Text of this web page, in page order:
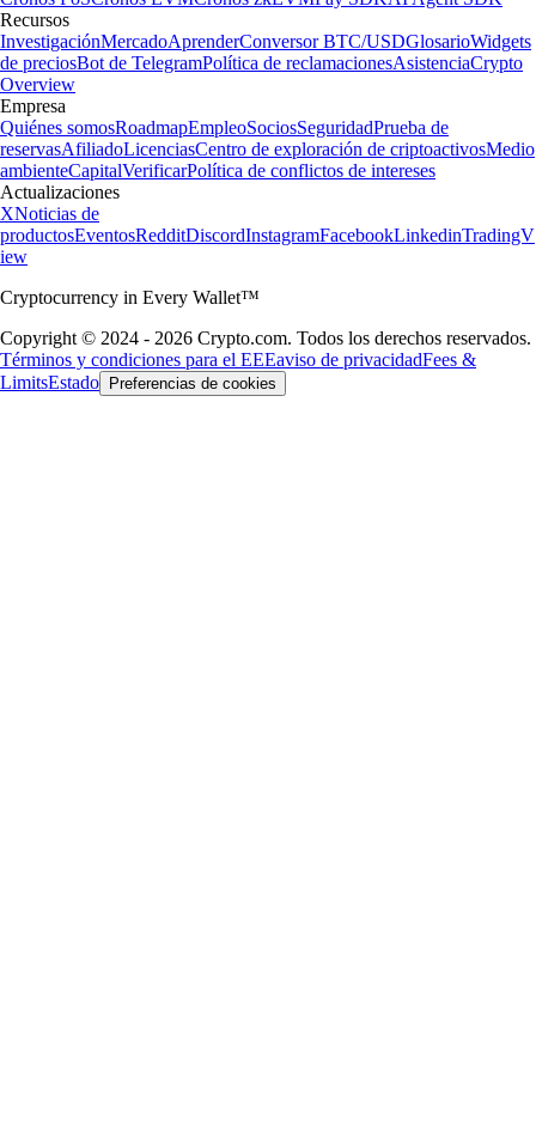
Recursos
InvestigaciónMercadoAprenderConversor BTC/USDGlosarioWidgets
de preciosBot de TelegramPolítica de reclamacionesAsistenciaCrypto
Overview
Empresa
Quiénes somosRoadmapEmpleoSociosSeguridadPrueba de
reservasAfiliadoLicenciasCentro de exploración de criptoactivosMedio
ambienteCapitalVerificarPolítica de conflictos de intereses
Actualizaciones
XNoticias de
productosEventosRedditDiscordInstagramFacebookLinkedinTradingV
iew
Cryptocurrency in Every Wallet™
Copyright © 2024 - 2026 Crypto.com. Todos los derechos reservados.
Términos y condiciones para el EEEaviso de privacidadFees &
LimitsEstado Preferencias de cookies